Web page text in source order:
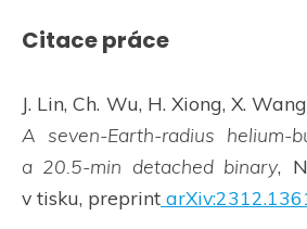
Citace práce
J. Lin, Ch. Wu, H. Xiong, X.
A seven-Earth-radius helium-
a 20.5-min detached binary,
v tisku, preprint